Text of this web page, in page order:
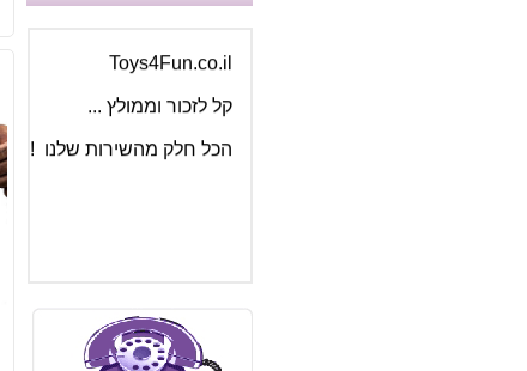
קל לזכור וממולץ ...
הכל חלק מהשירות שלנו !